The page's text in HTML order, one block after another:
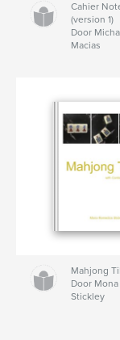
Cahier
(version 1)
Door
Macias
Mahjong
Door
Stickley